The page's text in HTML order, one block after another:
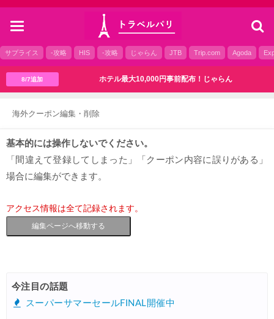
toggle
サプライス -攻略 HIS -攻略 じゃらん JTB Trip.com Agoda
8/7追加 ホテル最大10,000円事前配布！じゃらん
海外クーポン編集・削除
基本的には操作しないでください。
「間違えて登録してしまった」「クーポン内容に誤りがある」
場合に編集ができます。
アクセス情報は全て記録されます。
編集ページへ移動する
今注目の話題
スーパーサマーセールFINAL開催中